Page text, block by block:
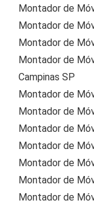
Montador de
Montador de
Montador de
Montador de
Campinas SP
Montador de
Montador de
Montador de
Montador de
Montador de
Montador de
Montador de